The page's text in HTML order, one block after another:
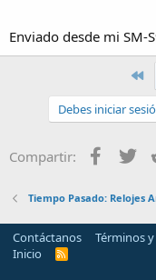
Enviado desde mi SM-
Debes iniciar
Compartir:
Tiempo Pasado: Relojes
Contáctanos Términos
Inicio
R
S